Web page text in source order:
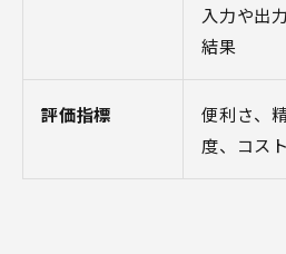
入力や出力
結果
評価指標
便利さ、
度、コスト